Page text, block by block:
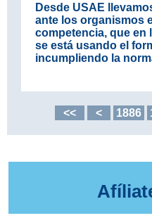
Desde USAE
ante los organismos
competencia, que
se está usando el
incumpliendo la
<< < 1886